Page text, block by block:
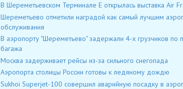
В Шереметьевском Терминале Е открылась выставка Air
Шереметьево отметили наградой как самый лучшим
обслуживания
В аэропорту "Шереметьево" задержали 4-х грузчиков по
багажа
Москва задерживает рейсы из-за сильного снегопада
Аэропорта столицы России готовы к ледяному дождю
Sukhoi Superjet-100 совершил аварийную посадку в